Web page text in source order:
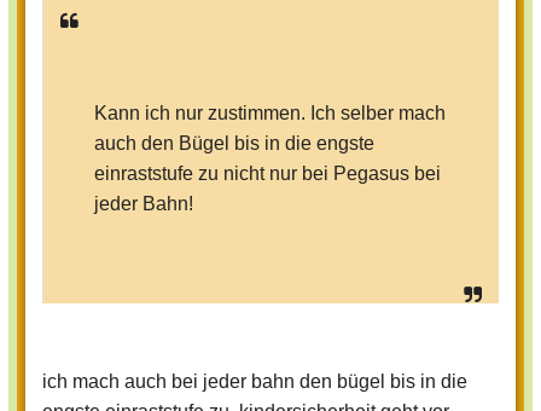
Kann ich nur zustimmen. Ich selber mach
auch den Bügel bis in die engste
einraststufe zu nicht nur bei Pegasus bei
jeder Bahn!
ich mach auch bei jeder bahn den bügel bis in die